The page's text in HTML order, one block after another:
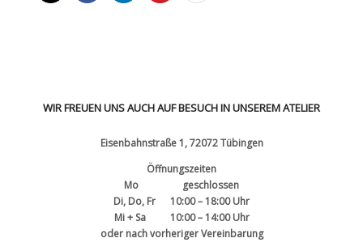
WIR FREUEN UNS AUCH AUF BESUCH IN UNSEREM ATELIER
Eisenbahnstraße 1, 72072 Tübingen
Öffnungszeiten
Mo geschlossen
Di, Do, Fr 10:00 – 18:00 Uhr
Mi + Sa 10:00 – 14:00 Uhr
oder nach vorheriger Vereinbarung